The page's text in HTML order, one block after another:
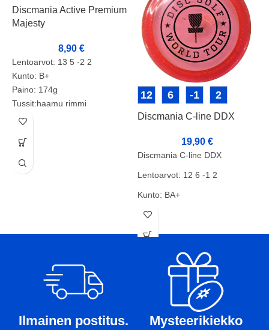
Discmania Active Premium
Majesty
8,90€
Lentoarvot: 13 5 -2 2
Kunto: B+
Paino: 174g
Tussit:haamu rimmi
12 6 -1 2
Discmania C-line DDX
19,90 €
Discmania C-line DDX
Lentoarvot: 12 6 -1 2
Kunto: BA+
Paino: 174g
Tussit: rimmi
Ilmainen postitus. Mysteerikiekko